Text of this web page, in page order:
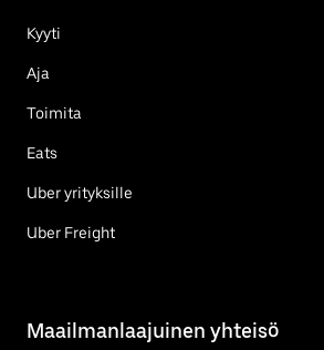
Kyyti
Aja
Toimita
Eats
Uber yrityksille
Uber Freight
Maailmanlaajuinen yhteisö